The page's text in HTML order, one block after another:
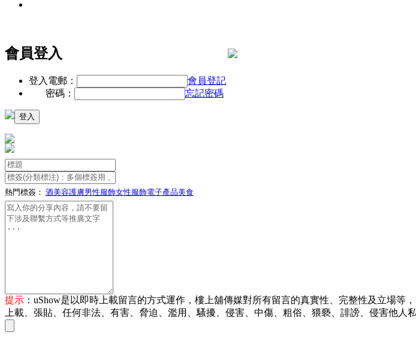
會員登入
登入電郵：
會員登記
密碼：
忘記密碼
熱門標簽： 酒美容護膚男性服飾女性服飾電子產品美食
提示 ：uShow是以即時上載留言的方式運作，樓上舖傳媒對所有留言的真實性、完整性及立場
上載、張貼、任何非法、有害、脅迫、濫用、騷擾、侵害、中傷、粗俗、猥褻、誹謗、侵害他人